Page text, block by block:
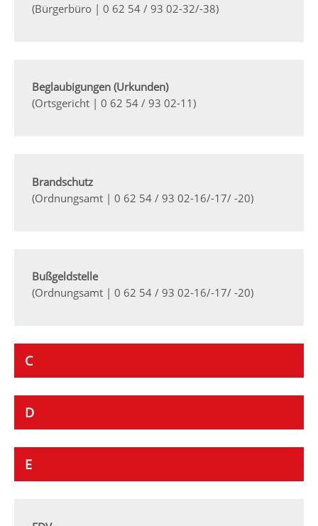
(Bürgerbüro | 0 62 54 / 93 02-32/-38)
Beglaubigungen (Urkunden)
(Ortsgericht | 0 62 54 / 93 02-11)
Brandschutz
(Ordnungsamt | 0 62 54 / 93 02-16/-17/ -20)
Bußgeldstelle
(Ordnungsamt | 0 62 54 / 93 02-16/-17/ -20)
C
D
E